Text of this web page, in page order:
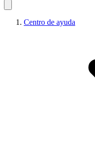
Centro de ayuda